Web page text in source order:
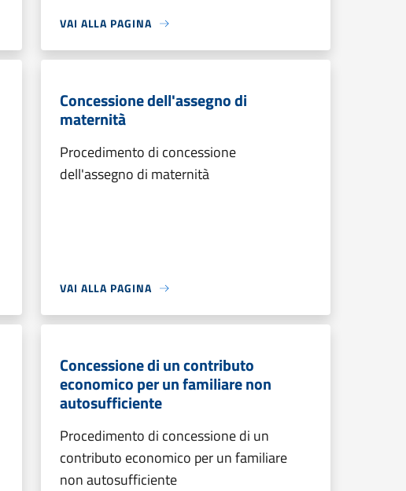
VAI ALLA PAGINA
Concessione dell'assegno di
maternità
Procedimento di concessione
dell'assegno di maternità
VAI ALLA PAGINA
Concessione di un contributo
economico per un familiare non
autosufficiente
Procedimento di concessione di un
contributo economico per un familiare
non autosufficiente